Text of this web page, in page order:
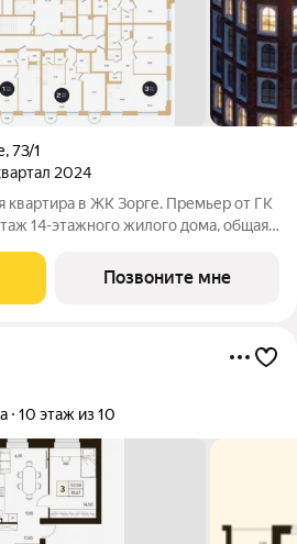
,73/1
2024
квартира в ЖК Зорге. Премьер от ГК
14-этажного жилого дома, общая
Позвоните мне
10 этаж из 10